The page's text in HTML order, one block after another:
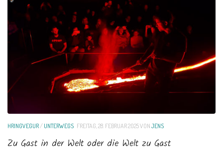
HRINGVEGUR/UNTERWEGS FREITAG, 28. FEBRUAR 2025VONJENS
Zu Gast in der Welt oder die Welt zu Gast